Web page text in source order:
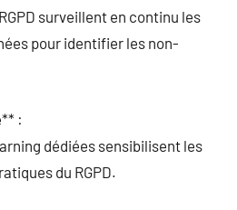
surveillent en continu les
pour identifier les non-
:
dédiées sensibilisent les
du RGPD.